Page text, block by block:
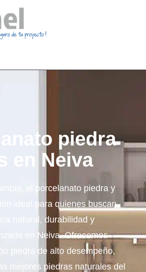
piedra
en Neiva
el porcelanato piedra y
ideal para quienes buscan
natural, durabilidad y
en Neiva. Ofrecemos
piedra de alto desempeño,
mejores piedras naturales del